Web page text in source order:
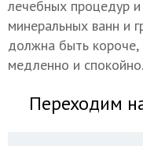
лечебных процедур
минеральных ванн и
должна быть
медленно и спокойно.
Переходим